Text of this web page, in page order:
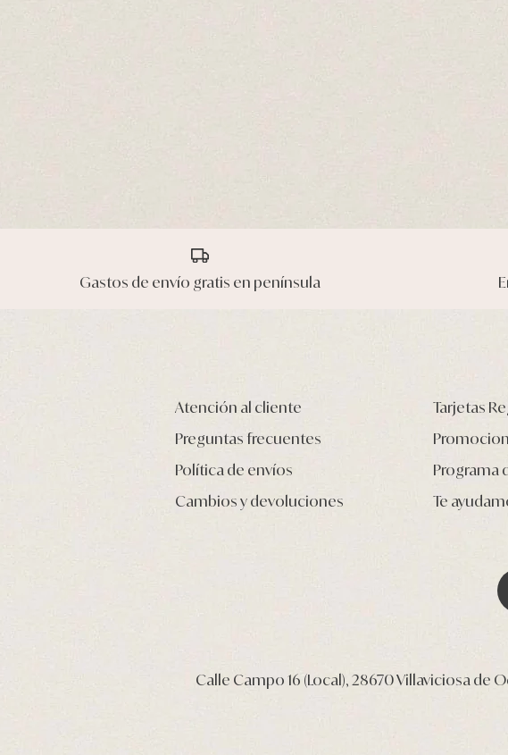
Gastos de envío gratis en península
Atención al cliente
Preguntas frecuentes
Política de envíos
Cambios y devoluciones
Tarjetas
Programa
Te
Calle Campo 16 (Local), 28670 Villaviciosa de